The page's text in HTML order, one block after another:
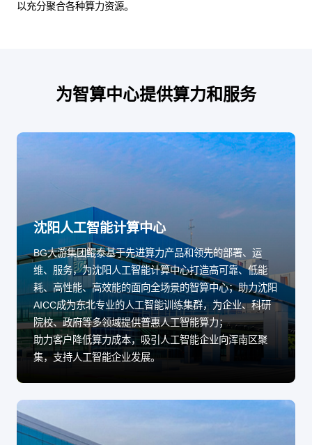
以充分聚合各种算力资源。
为智算中心提供算力和服务
沈阳人工智能计算中心
BG大游集团鲲泰基于先进算力产品和领先的部署、运
维、服务，为沈阳人工智能计算中心打造高可靠、低能
耗、高性能、高效能的面向全场景的智算中心；助力沈阳
AICC成为东北专业的人工智能训练集群，为企业、科研
院校、政府等多领域提供普惠人工智能算力；
助力客户降低算力成本，吸引人工智能企业向浑南区聚
集，支持人工智能企业发展。